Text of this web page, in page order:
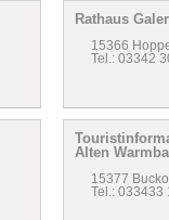
Rathaus
15366
Tel.: 03342
Alten
15377
Tel.: 033433